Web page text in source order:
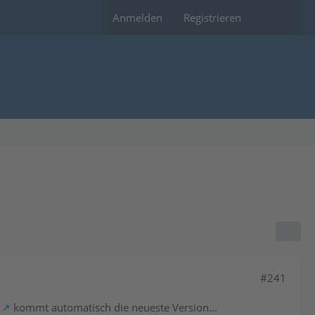
Anmelden Registrieren
#241
kommt automatisch die neueste Version...